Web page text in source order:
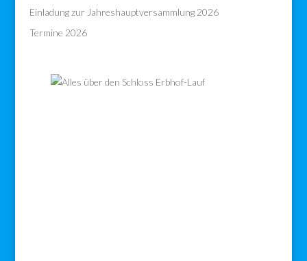
Einladung zur Jahreshauptversammlung 2026
Termine 2026